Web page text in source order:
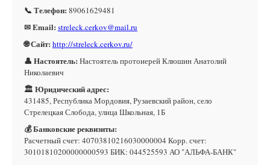
📞 Телефон: 89061629481
✉ Email: streleck.cerkov@mail.ru
🌐 Сайт: http://streleck.cerkov.ru/
👤 Настоятель: Настоятель протоиерей Клюшин Анатолий
Николаевич
🏛 Юридический адрес:
431485, Республика Мордовия, Рузаевский район, село
Стрелецкая Слобода, улица Школьная, 1Б
💰 Банковские реквизиты:
Расчетный счет: 40703810216030000004 Корр. счет:
30101810200000000593 БИК: 044525593 АО "АЛЬФА-БАНК"